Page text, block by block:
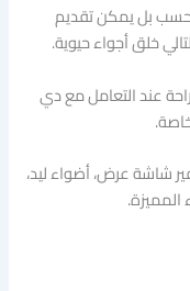
بل يمكن تقديم
خلق أجواء حيوية.
عند التعامل مع دي
شاشة عرض، أضواء ليد،
المميزة.